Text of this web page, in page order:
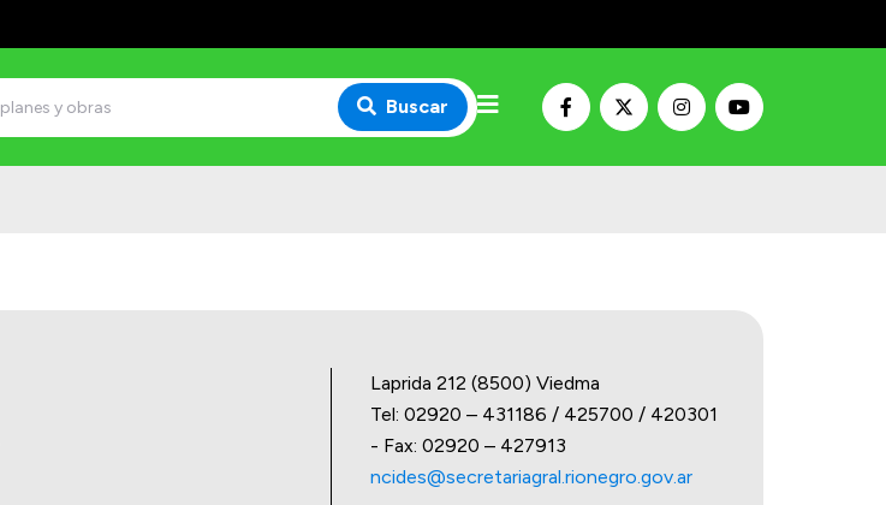
Buscar
Laprida 212 (8500) Viedma
Tel: 02920 – 431186 / 425700 / 420301
- Fax: 02920 – 427913
ncides@secretariagral.rionegro.gov.ar